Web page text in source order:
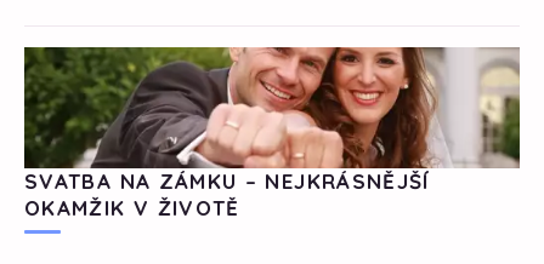
SVATBA NA ZÁMKU – NEJKRÁSNĚJŠÍ
OKAMŽIK V ŽIVOTĚ